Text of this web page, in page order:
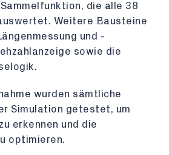
die alle 38
Weitere Bausteine
und -
sowie die
wurden sämtliche
Simulation getestet, um
erkennen und die
optimieren.